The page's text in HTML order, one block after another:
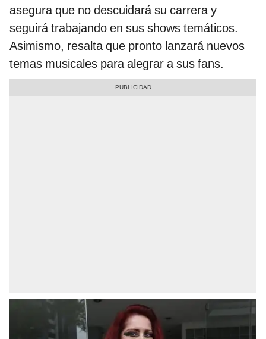
asegura que no descuidará su carrera y
seguirá trabajando en sus shows temáticos.
Asimismo, resalta que pronto lanzará nuevos
temas musicales para alegrar a sus fans.